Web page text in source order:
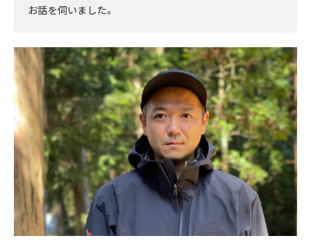
お話を伺いました。